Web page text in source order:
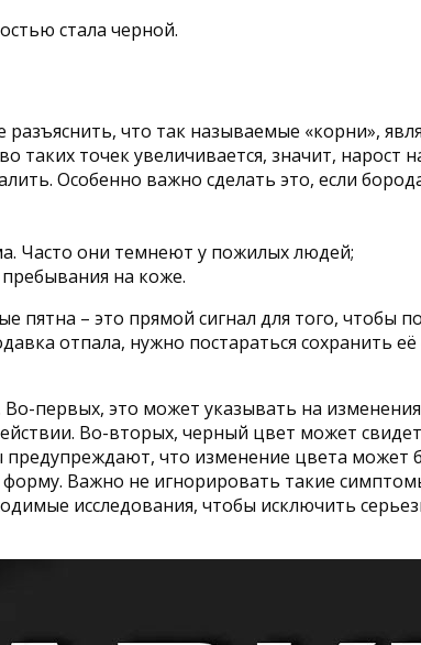
стала черной.
что так называемые «корни»,
точек увеличивается, значит, нарост
Особенно важно сделать это, если
Часто они темнеют у пожилых людей;
на коже.
пятна – это прямой сигнал для того, чтобы
отпала, нужно постараться сохранить
первых, это может указывать на
Во-вторых, черный цвет может
что изменение цвета может
Важно не игнорировать такие
исследования, чтобы исключить